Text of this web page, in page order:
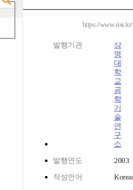
https://
발행기관
상
명
대
학
교
공
학
기
술
연
구
소
발행연도 2003
작성언어